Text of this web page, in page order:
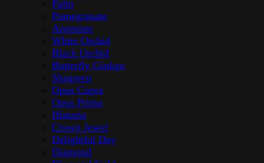
Palm
Pomegranate
Anemone
White Orchid
Black Orchid
Butterfly Ginkgo
Shagreen
Opus Cupra
Opus Prima
Historia
Crown Jewel
Delightful Day
Diamond